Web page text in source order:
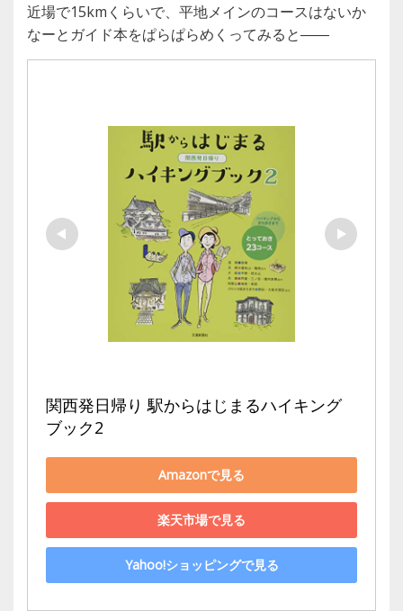
デルを買ってい...
近場で15kmくらいで、平地メインのコースはないか
なーとガイド本をぱらぱらめくってみると――
関西発日帰り 駅からはじまるハイキング
ブック2
Amazonで見る
楽天市場で見る
Yahoo!ショッピングで見る